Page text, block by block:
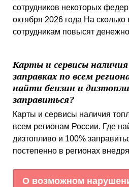
сотрудников некоторых
октября 2026 года На
сотрудникам повысят
Карты и сервисы
заправках по всем
найти бензин и
заправиться?
Карты и сервисы наличия
всем регионам России. Где
дизтопливо и 100%
постепенно в регионах
О возможном